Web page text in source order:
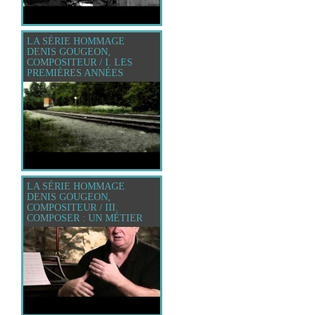
LA SÉRIE HOMMAGE
DENIS GOUGEON,
COMPOSITEUR / I. LES
PREMIÈRES ANNÉES
LA SÉRIE HOMMAGE
DENIS GOUGEON,
COMPOSITEUR / III.
COMPOSER : UN MÉTIER